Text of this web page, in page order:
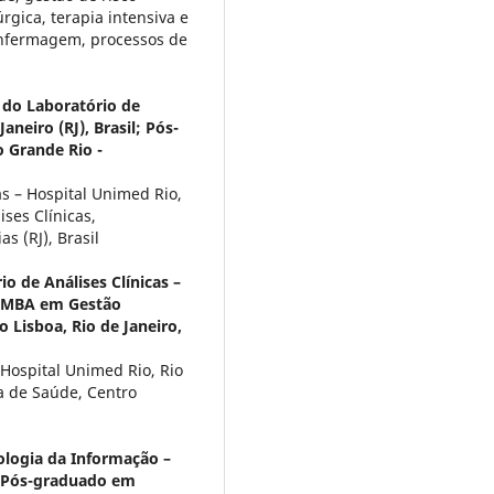
terapia intensiva e
processos de
Laboratório de
(RJ), Brasil; Pós-
Grande Rio -
– Hospital Unimed Rio,
Clínicas,
(RJ), Brasil
de Análises Clínicas –
em Gestão
Lisboa, Rio de Janeiro,
Unimed Rio, Rio
de Saúde, Centro
da Informação –
graduado em